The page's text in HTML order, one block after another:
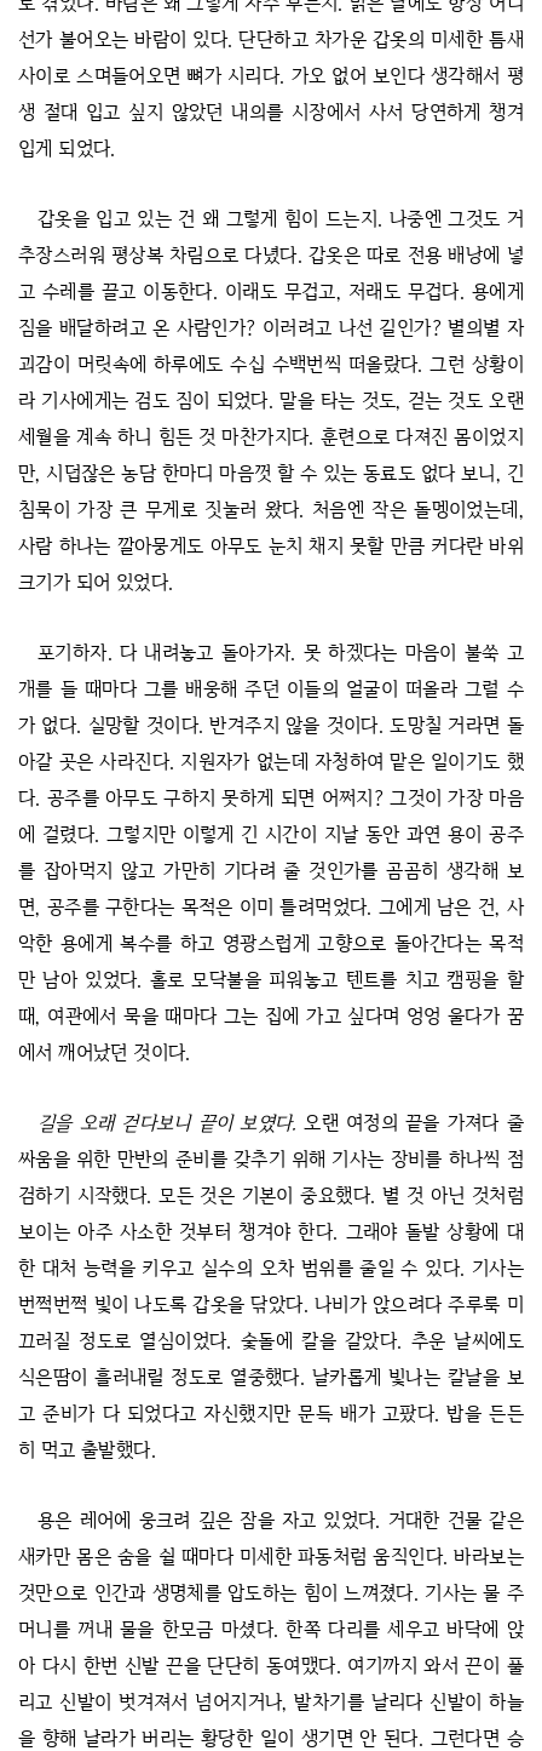
선가 불어오는 바람이 있다. 단단하고 차가운 갑옷의 미세한 틈새
사이로 스며들어오면 뼈가 시리다. 가오 없어 보인다 생각해서 평
생 절대 입고 싶지 않았던 내의를 시장에서 사서 당연하게 챙겨
입게 되었다.
갑옷을 입고 있는 건 왜 그렇게 힘이 드는지. 나중엔 그것도 거
추장스러워 평상복 차림으로 다녔다. 갑옷은 따로 전용 배낭에 넣
고 수레를 끌고 이동한다. 이래도 무겁고, 저래도 무겁다. 용에게
짐을 배달하려고 온 사람인가? 이러려고 나선 길인가? 별의별 자
괴감이 머릿속에 하루에도 수십 수백번씩 떠올랐다. 그런 상황이
라 기사에게는 검도 짐이 되었다. 말을 타는 것도, 걷는 것도 오랜
세월을 계속 하니 힘든 것 마찬가지다. 훈련으로 다져진 몸이었지
만, 시덥잖은 농담 한마디 마음껏 할 수 있는 동료도 없다 보니, 긴
침묵이 가장 큰 무게로 짓눌러 왔다. 처음엔 작은 돌멩이었는데,
사람 하나는 깔아뭉게도 아무도 눈치 채지 못할 만큼 커다란 바위
크기가 되어 있었다.
포기하자. 다 내려놓고 돌아가자. 못 하겠다는 마음이 불쑥 고
개를 들 때마다 그를 배웅해 주던 이들의 얼굴이 떠올라 그럴 수
가 없다. 실망할 것이다. 반겨주지 않을 것이다. 도망칠 거라면 돌
아갈 곳은 사라진다. 지원자가 없는데 자청하여 맡은 일이기도 했
다. 공주를 아무도 구하지 못하게 되면 어쩌지? 그것이 가장 마음
에 걸렸다. 그렇지만 이렇게 긴 시간이 지날 동안 과연 용이 공주
를 잡아먹지 않고 가만히 기다려 줄 것인가를 곰곰히 생각해 보
면, 공주를 구한다는 목적은 이미 틀려먹었다. 그에게 남은 건, 사
악한 용에게 복수를 하고 영광스럽게 고향으로 돌아간다는 목적
만 남아 있었다. 홀로 모닥불을 피워놓고 텐트를 치고 캠핑을 할
때, 여관에서 묵을 때마다 그는 집에 가고 싶다며 엉엉 울다가 꿈
에서 깨어났던 것이다.
길을 오래 걷다보니 끝이 보였다. 오랜 여정의 끝을 가져다 줄
싸움을 위한 만반의 준비를 갖추기 위해 기사는 장비를 하나씩 점
검하기 시작했다. 모든 것은 기본이 중요했다. 별 것 아닌 것처럼
보이는 아주 사소한 것부터 챙겨야 한다. 그래야 돌발 상황에 대
한 대처 능력을 키우고 실수의 오차 범위를 줄일 수 있다. 기사는
번쩍번쩍 빛이 나도록 갑옷을 닦았다. 나비가 앉으려다 주루룩 미
끄러질 정도로 열심이었다. 숯돌에 칼을 갈았다. 추운 날씨에도
식은땀이 흘러내릴 정도로 열중했다. 날카롭게 빛나는 칼날을 보
고 준비가 다 되었다고 자신했지만 문득 배가 고팠다. 밥을 든든
히 먹고 출발했다.
용은 레어에 웅크려 깊은 잠을 자고 있었다. 거대한 건물 같은
새카만 몸은 숨을 쉴 때마다 미세한 파동처럼 움직인다. 바라보는
것만으로 인간과 생명체를 압도하는 힘이 느껴졌다. 기사는 물 주
머니를 꺼내 물을 한모금 마셨다. 한쪽 다리를 세우고 바닥에 앉
아 다시 한번 신발 끈을 단단히 동여맸다. 여기까지 와서 끈이 풀
리고 신발이 벗겨져서 넘어지거나, 발차기를 날리다 신발이 하늘
을 향해 날라가 버리는 황당한 일이 생기면 안 된다. 그런다면 승